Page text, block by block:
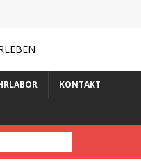
KONTAKT